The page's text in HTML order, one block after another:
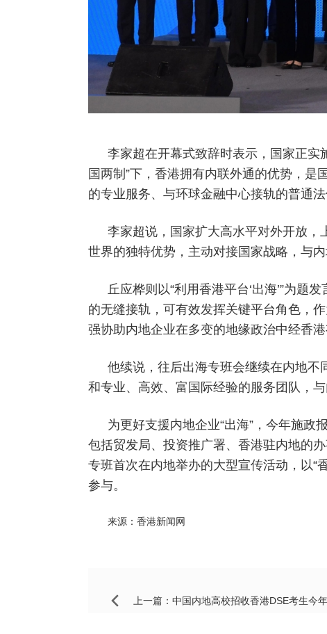
李家超在开幕式致辞时表示，国家正实
国两制”下，香港拥有内联外通的优势，
的专业服务、与环球金融中心接轨的普通
李家超说，国家扩大高水平对外开放
世界的独特优势，主动对接国家战略，与
丘应桦则以“利用香港平台‘出海’”为题
的无缝接轨，可有效发挥关键平台角色，
强协助内地企业在多变的地缘政治中经香港
他续说，往后出海专班会继续在内地
和专业、高效、富国际经验的服务团队，
为更好支援内地企业“出海”，今年施
包括贸发局、投资推广署、香港驻内地的
专班首次在内地举办的大型宣传活动，以“
参与。
来源：香港新闻网
上一篇： 中国内地高校招收香港DSE考生今